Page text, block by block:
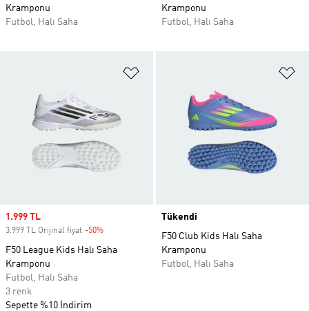
Kramponu
Futbol, Halı Saha
Kramponu
Futbol, Halı Saha
Sale price
1.999 TL
3.999 TL Orijinal fiyat -50%
F50 League Kids Halı Saha
Kramponu
Futbol, Halı Saha
3 renk
Sepette %10 İndirim
Tükendi
F50 Club Kids Halı Saha
Kramponu
Futbol, Halı Saha